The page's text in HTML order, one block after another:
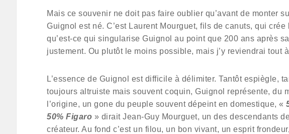
Mais ce souvenir ne doit pas faire oublier qu’avant de monter
Guignol est né. C’est Laurent Mourguet, fils de canuts, qui
qu’est-ce qui singularise Guignol au point que 200 ans après
justement. Ou plutôt le moins possible, mais j’y reviendrai tout à
L’essence de Guignol est difficile à délimiter. Tantôt espiègle,
toujours altruiste mais souvent coquin, Guignol représente, du
l’origine, un gone du peuple souvent dépeint en domestique, «
50% Figaro » dirait Jean-Guy Mourguet, un des descendants
créateur. Au fond c’est un filou, un bon vivant, un esprit